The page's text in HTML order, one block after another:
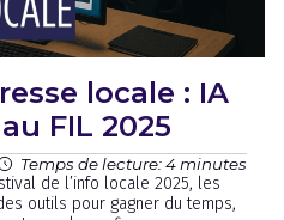
locale : IA
FIL 2025
Temps de lecture: 4 minutes
de l’info locale 2025, les
outils pour gagner du temps,